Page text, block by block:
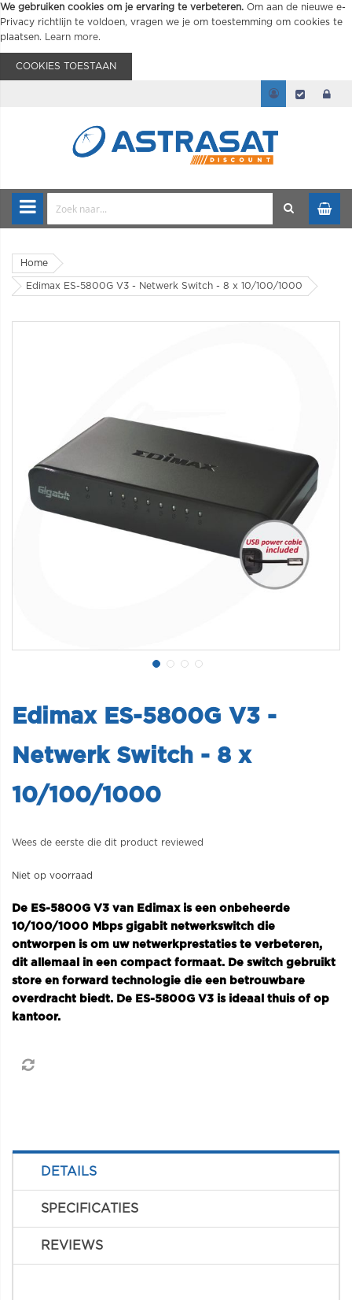
We gebruiken cookies om je ervaring te verbeteren. Om aan de nieuwe e-
Privacy richtlijn te voldoen, vragen we je om toestemming om cookies te
plaatsen.
Learn more.
COOKIES TOESTAAN
Home
Edimax ES-5800G V3 - Netwerk Switch - 8 x 10/100/1000
Edimax ES-5800G V3 -
Netwerk Switch - 8 x
10/100/1000
Wees de eerste die dit product reviewed
Niet op voorraad
De ES-5800G V3 van Edimax is een onbeheerde
10/100/1000 Mbps gigabit netwerkswitch die
ontworpen is om uw netwerkprestaties te verbeteren,
dit allemaal in een compact formaat. De switch gebruikt
store en forward technologie die een betrouwbare
overdracht biedt. De ES-5800G V3 is ideaal thuis of op
kantoor.
DETAILS
SPECIFICATIES
REVIEWS